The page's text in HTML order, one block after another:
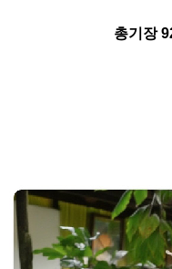
총기장